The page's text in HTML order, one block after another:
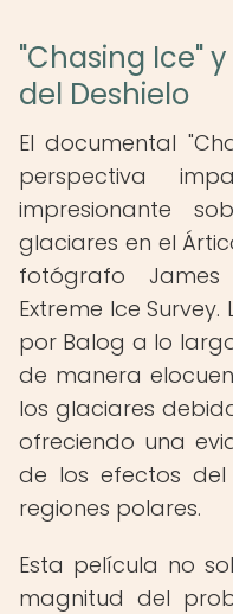
"Chasing Ice"
del Deshielo
El documental
perspectiva
impresionante
glaciares en el
fotógrafo
Extreme Ice
por Balog a lo
de manera
los glaciares
ofreciendo una
de los efectos
regiones polares.
Esta película no
magnitud del